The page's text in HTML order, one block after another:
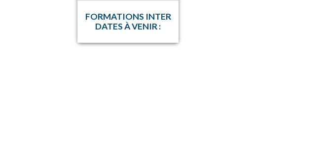
FORMATIONS INTER
DATES À VENIR :